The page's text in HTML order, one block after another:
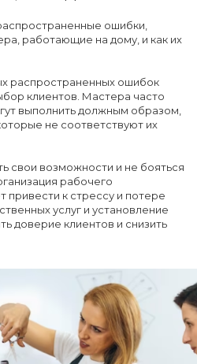
ошибки,
работающие на дому, и как их
распространенных ошибок
клиентов. Мастера часто
выполнить должным образом,
не соответствуют их
свои возможности и не бояться
рабочего
привести к стрессу и потере
услуг и установление
доверие клиентов и снизить